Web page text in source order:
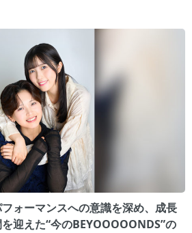
ォーマンスへの意識を深め、成長
迎えた“今のBEYOOOOONDS”の